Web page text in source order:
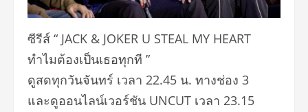
ซีรีส์ “ JACK & JOKER U STEAL MY HEART
ทำไมต้องเป็นเธอทุกที ”
ดูสดทุกวันจันทร์ เวลา 22.45 น. ทางช่อง 3
และดูออนไลน์เวอร์ชัน UNCUT เวลา 23.15